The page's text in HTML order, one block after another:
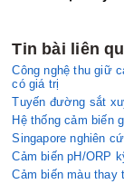
Tin bài liên
Công nghệ thu giữ
có giá trị
Tuyến đường sắt
Hệ thống cảm biến
Singapore nghiên
Cảm biến pH/ORP
Cảm biến màu thay